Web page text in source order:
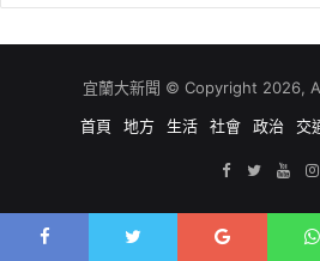
中山公園「中山迎春」美麗燈飾
與福氣，為新年的肇始增添無限
宜蘭大新聞 © Copyright 2026,
首頁
地方 生活 社會 政治 交